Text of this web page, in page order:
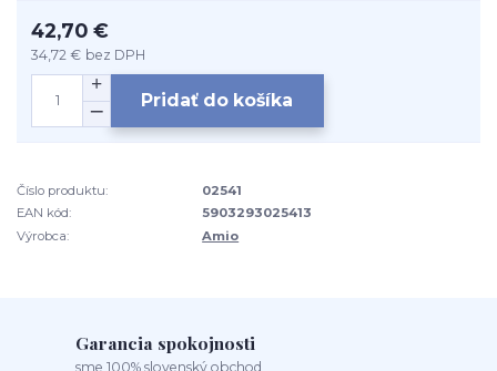
42,70 €
34,72 € bez DPH
Pridať do košíka
Číslo produktu:
02541
EAN kód:
5903293025413
Výrobca:
Amio
Garancia spokojnosti
sme 100% slovenský obchod